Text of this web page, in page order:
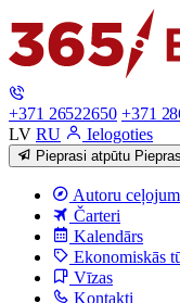
+371 26522650 +371
LV RU Ielogoties
Pieprasi atpūtu
Autoru
Čarteri
Kalendārs
Ekonomiskās
Vīzas
Kontakti